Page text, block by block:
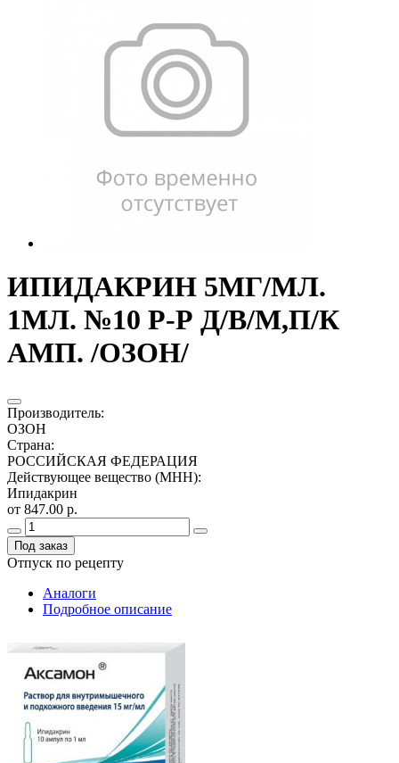
ИПИДАКРИН 5МГ/МЛ.
1МЛ. №10 Р-Р Д/В/М,П/К
АМП. /ОЗОН/
Производитель:
ОЗОН
Страна:
РОССИЙСКАЯ ФЕДЕРАЦИЯ
Действующее вещество (МНН):
Ипидакрин
от 847.00 р.
Под заказ
Отпуск по рецепту
Аналоги
Подробное описание